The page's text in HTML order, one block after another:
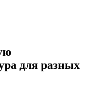
для разных